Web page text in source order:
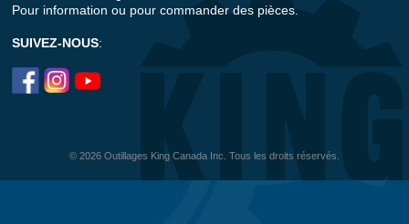
Pour information ou pour commander des pièces.
SUIVEZ-NOUS:
© 2026 Outillages King Canada Inc. Tous les droits réservés.